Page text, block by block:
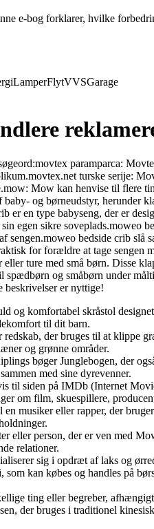
e-bog forklarer, hvilke
LamperFlytVVSGarage
paramparca:
turske serije:
Mow kan henvise til flere
og børneudstyr, herunder
er en type babyseng, der er
egen sikre
bedside crib
for forældre at tage
ture med små børn. Disse
og småbørn under
beskrivelser er nyttige!
og komfortabel skråstol
til dit barn.
der bruges til at klippe
og grønne områder.
bøger Junglebogen, der
med sine dyrevenner.
til siden på IMDb (Internet
om film, skuespillere,
musiker eller rapper, der
eller person, der er ven med
relationer.
sig i opdræt af laks og
kan købes og handles på
ting eller begreber,
der bruges i traditionel